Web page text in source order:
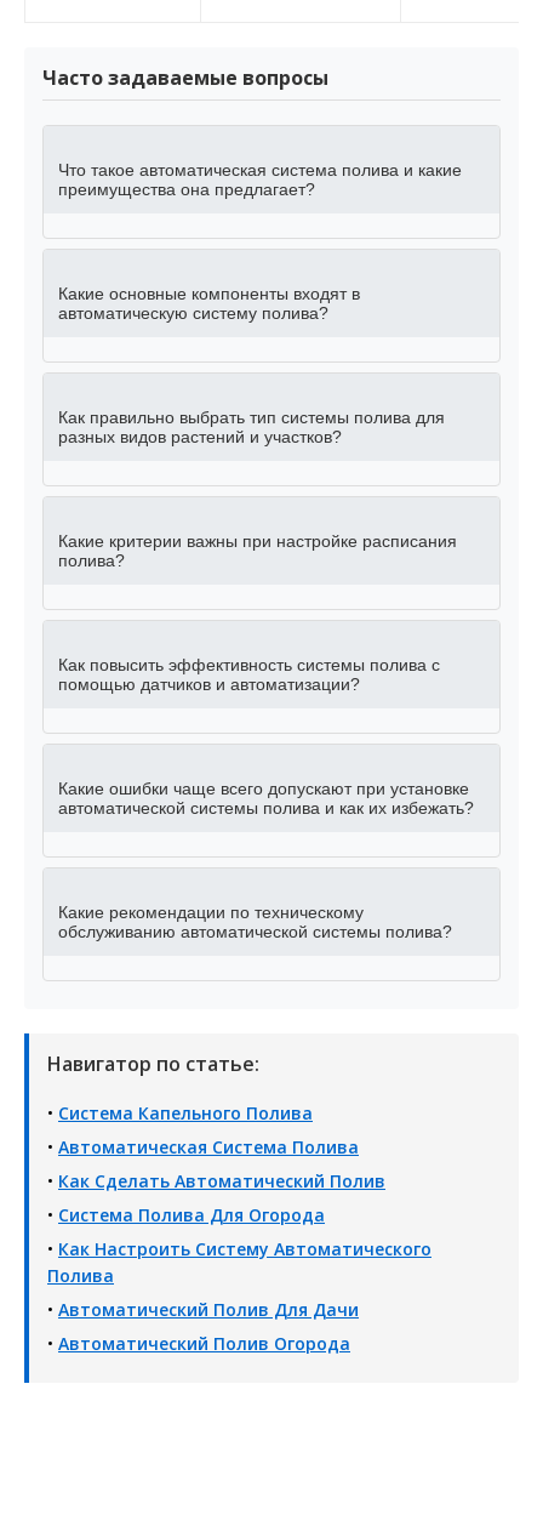
Часто задаваемые вопросы
Что такое автоматическая система полива и какие
преимущества она предлагает?
Какие основные компоненты входят в
автоматическую систему полива?
Как правильно выбрать тип системы полива для
разных видов растений и участков?
Какие критерии важны при настройке расписания
полива?
Как повысить эффективность системы полива с
помощью датчиков и автоматизации?
Какие ошибки чаще всего допускают при установке
автоматической системы полива и как их избежать?
Какие рекомендации по техническому
обслуживанию автоматической системы полива?
Навигатор по статье:
• Система Капельного Полива
• Автоматическая Система Полива
• Как Сделать Автоматический Полив
• Система Полива Для Огорода
• Как Настроить Систему Автоматического
Полива
• Автоматический Полив Для Дачи
• Автоматический Полив Огорода